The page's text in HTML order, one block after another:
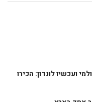
ועכשיו לונדון: הכירו